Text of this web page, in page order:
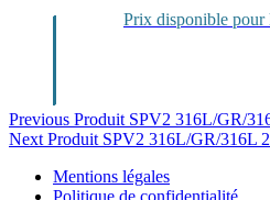
Prix disponible pour
Navigation
de
l’article
Previous Produit SPV2 316L/GR/
Next Produit SPV2 316L/GR/316L
Mentions légales